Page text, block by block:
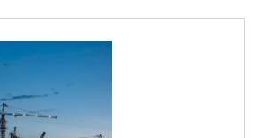
enlaces
de
ayuda
a
RCdiGREEN
Sector